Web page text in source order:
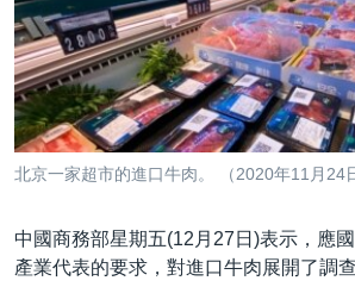
航
跳
轉
到
檢
索
美國
中國
國際
經貿
每日視頻新聞
VOA 60秒 (國際)
音頻
時事經緯
北京一家超市的進口牛肉。 （2020年11月24
中國商務部星期五(12月27日)表示，應
產業代表的要求，對進口牛肉展開了調查